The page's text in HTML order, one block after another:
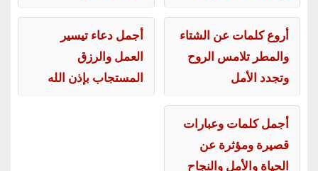
أروع كلمات عن الشتاء
والمطر تلامس الروح
وتجدد الأمل
أجمل دعاء تيسير
العمل والرزق
المستجاب بإذن الله
أجمل كلمات وعبارات
قصيرة ومؤثرة عن
الحياة والأمل والنجاح